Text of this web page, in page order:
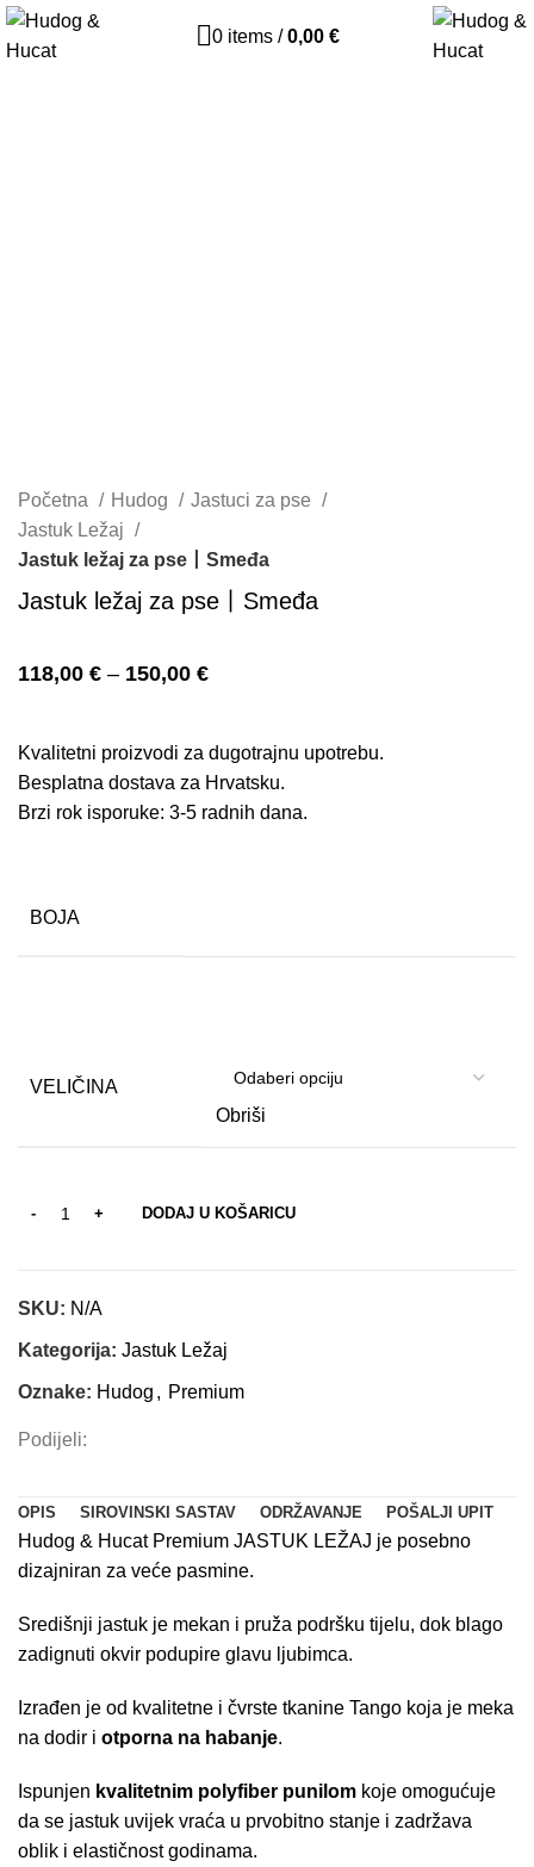
0 items / 0,00 €
Početna Hudog
Jastuci za pse
Jastuk Ležaj
Jastuk ležaj za pse丨Smeđa
Jastuk ležaj za pse丨Smeđa
118,00 € – 150,00 €
Kvalitetni proizvodi za dugotrajnu upotrebu.
Besplatna dostava za Hrvatsku.
Brzi rok isporuke: 3-5 radnih dana.
BOJA
VELIČINA
Obriši
DODAJ U KOŠARICU
SKU: N/A
Kategorija: Jastuk Ležaj
Oznake: Hudog , Premium
Podijeli:
OPIS SIROVINSKI SASTAV ODRŽAVANJE POŠALJI UPIT
Hudog & Hucat Premium JASTUK LEŽAJ je posebno
dizajniran za veće pasmine.
Središnji jastuk je mekan i pruža podršku tijelu, dok blago
zadignuti okvir podupire glavu ljubimca.
Izrađen je od kvalitetne i čvrste tkanine Tango koja je meka
na dodir i otporna na habanje.
Ispunjen kvalitetnim polyfiber punilom koje omogućuje
da se jastuk uvijek vraća u prvobitno stanje i zadržava
oblik i elastičnost godinama.